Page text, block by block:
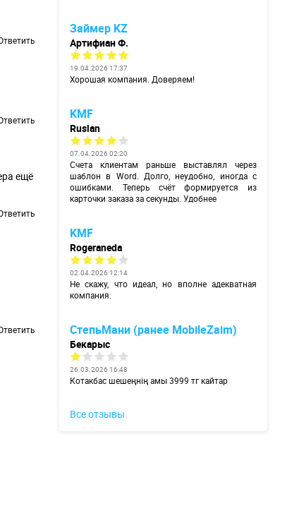
Займер KZ
Артифиан Ф.
19.04.2026 17:37
Хорошая компания. Доверяем!
KMF
Ruslan
07.04.2026 02:20
Счета клиентам раньше выставлял через
шаблон в Word. Долго, неудобно, иногда с
ошибками. Теперь счёт формируется из
карточки заказа за секунды. Удобнее
KMF
Rogeraneda
02.04.2026 12:14
Не скажу, что идеал, но вполне адекватная
компания.
СтепьМани (ранее MobileZaim)
Бекарыс
26.03.2026 16:48
Котакбас шешеңнің амы 3999 тг кайтар
Все отзывы
ещё